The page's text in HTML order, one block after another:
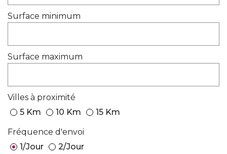
Surface minimum
Surface maximum
Villes à proximité
5 Km
10 Km 15 Km
Fréquence d'envoi
1/Jour
2/Jour